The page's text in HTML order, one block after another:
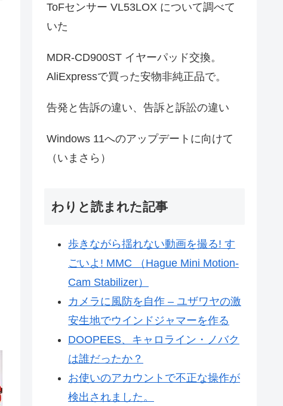
ToFセンサー VL53LOX について調べて
いた
MDR-CD900ST イヤーパッド交換。
AliExpressで買った安物非純正品で。
告発と告訴の違い、告訴と訴訟の違い
Windows 11へのアップデートに向けて
（いまさら）
わりと読まれた記事
歩きながら揺れない動画を撮る! す
ごいよ! MMC （Hague Mini Motion-
Cam Stabilizer）
カメラに風防を自作 – ユザワヤの激
安生地でウインドジャマーを作る
DOOPEES、キャロライン・ノバク
は誰だったか？
お使いのアカウントで不正な操作が
検出されました。